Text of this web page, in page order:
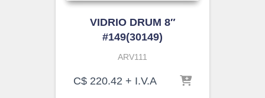
VIDRIO DRUM 8″
#149(30149)
ARV111
C$ 220.42 + I.V.A